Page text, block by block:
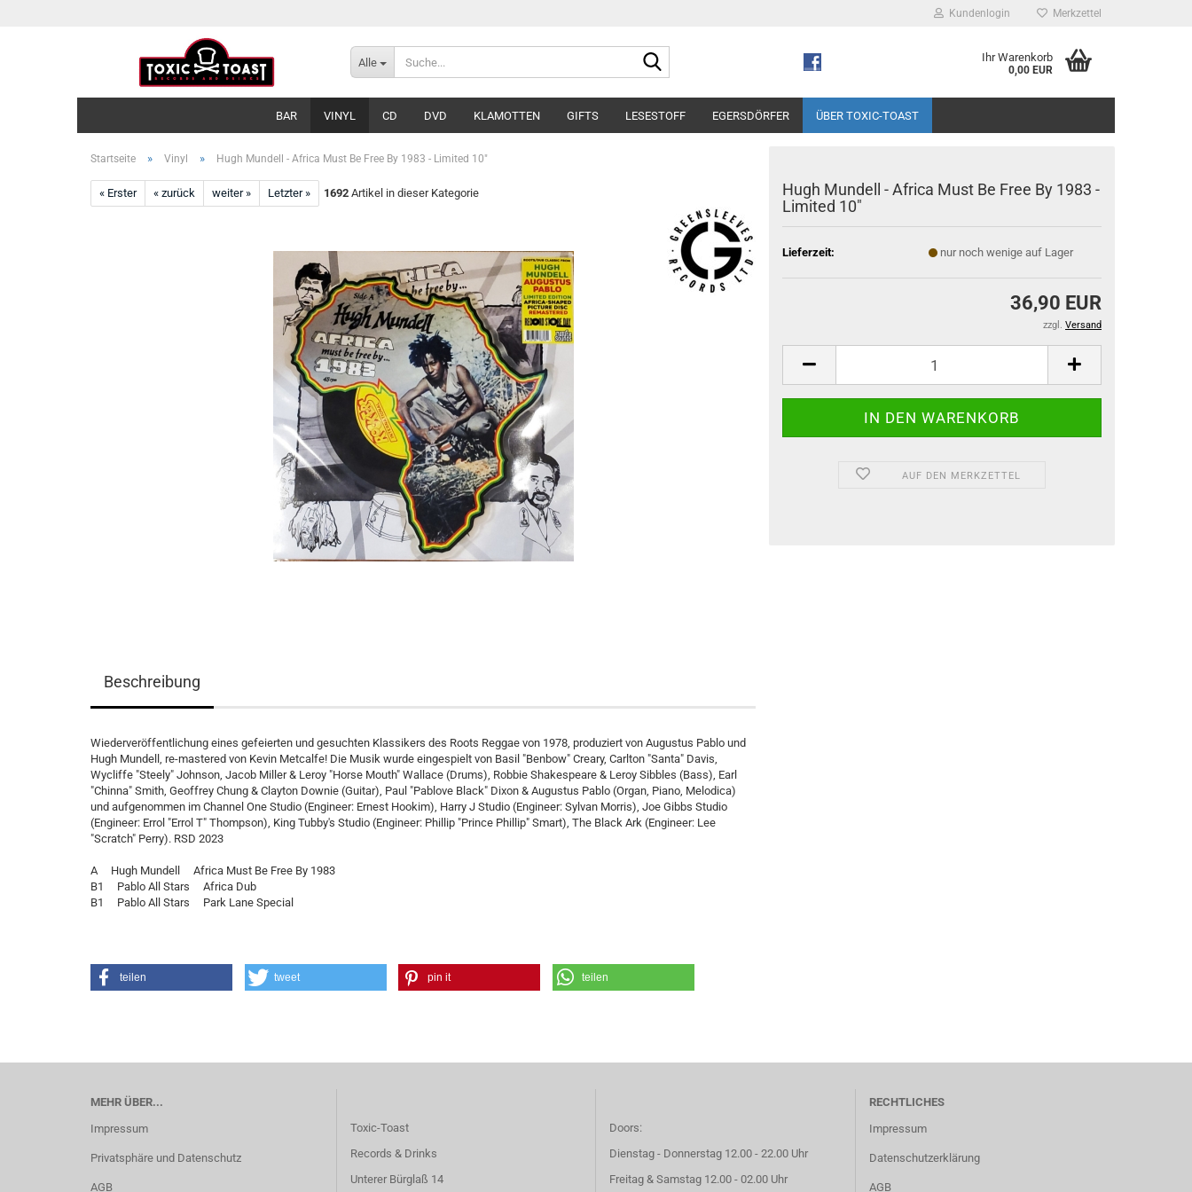
Kundenlogin Merkzettel
Alle Ihr Warenkorb
0,00 EUR
BAR VINYL CD DVD KLAMOTTEN GIFTS LESESTOFF EGERSDÖRFER ÜBER TOXIC-TOAST
Startseite » Vinyl » Hugh Mundell - Africa Must Be Free By 1983 - Limited 10"
« Erster « zurück weiter » Letzter » 1692 Artikel in dieser Kategorie
Hugh Mundell - Africa Must Be Free By 1983 -
Limited 10"
Lieferzeit: nur noch wenige auf Lager
36,90 EUR
zzgl. Versand
AUF DEN MERKZETTEL
Beschreibung
Wiederveröffentlichung eines gefeierten und gesuchten Klassikers des Roots Reggae von 1978, produziert von Augustus Pablo und
Hugh Mundell, re-mastered von Kevin Metcalfe! Die Musik wurde eingespielt von Basil "Benbow" Creary, Carlton "Santa" Davis,
Wycliffe "Steely" Johnson, Jacob Miller & Leroy "Horse Mouth" Wallace (Drums), Robbie Shakespeare & Leroy Sibbles (Bass), Earl
"Chinna" Smith, Geoffrey Chung & Clayton Downie (Guitar), Paul "Pablove Black" Dixon & Augustus Pablo (Organ, Piano, Melodica)
und aufgenommen im Channel One Studio (Engineer: Ernest Hookim), Harry J Studio (Engineer: Sylvan Morris), Joe Gibbs Studio
(Engineer: Errol "Errol T" Thompson), King Tubby's Studio (Engineer: Phillip "Prince Phillip" Smart), The Black Ark (Engineer: Lee
"Scratch" Perry). RSD 2023
A Hugh Mundell Africa Must Be Free By 1983
B1 Pablo All Stars Africa Dub
B1 Pablo All Stars Park Lane Special
teilen tweet pin it teilen
MEHR ÜBER...
Impressum
Privatsphäre und Datenschutz
AGB
Toxic-Toast
Records & Drinks
Unterer Bürglaß 14
Doors:
Dienstag - Donnerstag 12.00 - 22.00 Uhr
Freitag & Samstag 12.00 - 02.00 Uhr
RECHTLICHES
Impressum
Datenschutzerklärung
AGB